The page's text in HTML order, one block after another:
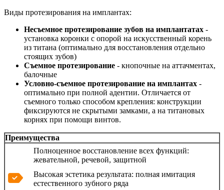
Виды протезирования на имплантах:
Несъемное протезирование зубов на имплантатах -
установка коронки с опорой на искусственный корень
из титана (оптимально для восстановления отдельно
стоящих зубов)
Съемное протезирование - кнопочные на аттачментах,
балочные
Условно-съемное протезирование на имплантах -
оптимально при полной адентии. Отличается от
съемного только способом крепления: конструкции
фиксируются не скрытыми замками, а на титановых
корнях при помощи винтов.
​Преимущества
Полноценное восстановление всех функций:
жевательной, речевой, защитной
Высокая эстетика результата: полная имитация
естественного зубного ряда